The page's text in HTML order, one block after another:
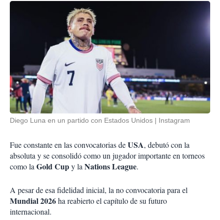
Diego Luna en un partido con Estados Unidos Instagram
Fue constante en las convocatorias deUSA, debutó con la
absoluta y se consolidó como un jugador importante en torneos
como laGold Cupy laNations League.
A pesar de esa fidelidad inicial, la no convocatoria para el
Mundial 2026ha reabierto el capítulo de su futuro
internacional.